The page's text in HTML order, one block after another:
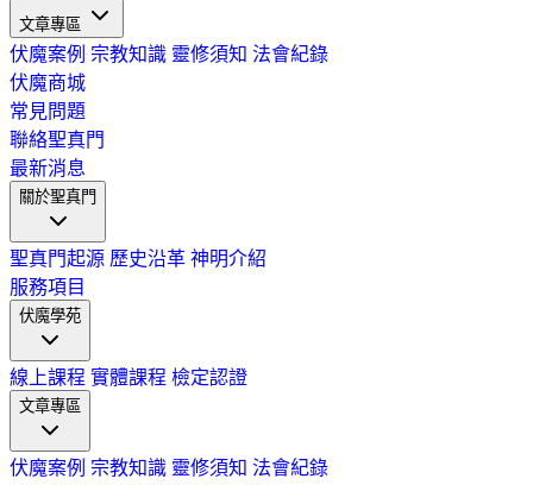
文章專區
伏魔案例 宗教知識 靈修須知 法會紀錄
伏魔商城
常見問題
聯絡聖真門
最新消息
關於聖真門
聖真門起源 歷史沿革 神明介紹
服務項目
伏魔學苑
線上課程 實體課程 檢定認證
文章專區
伏魔案例 宗教知識 靈修須知 法會紀錄